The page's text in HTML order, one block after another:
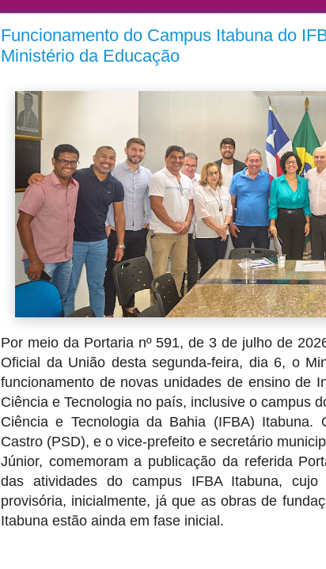
Funcionamento do Campus Itabuna do
Ministério da Educação
Por meio da Portaria nº 591, de 3 de julho de
Oficial da União desta segunda-feira, dia 6, o
funcionamento de novas unidades de ensino de
Ciência e Tecnologia no país, inclusive o campus
Ciência e Tecnologia da Bahia (IFBA) Itabuna.
Castro (PSD), e o vice-prefeito e secretário
Júnior, comemoram a publicação da referida
das atividades do campus IFBA Itabuna,
provisória, inicialmente, já que as obras de
Itabuna estão ainda em fase inicial.